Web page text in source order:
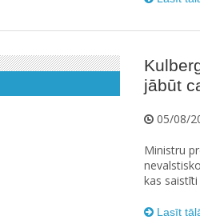
jābūt
05/08/
Ministru
kas
Lasīt